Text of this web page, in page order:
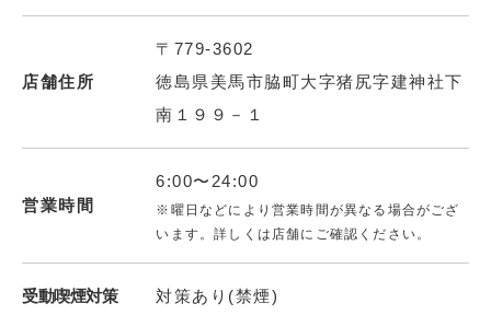
店舗住所
〒779-3602
徳島県美馬市脇町大字猪尻字建神社下
南１９９－１
営業時間
6:00〜24:00
※曜日などにより営業時間が異なる場合がござ
います。詳しくは店舗にご確認ください。
受動喫煙対策 対策あり(禁煙)